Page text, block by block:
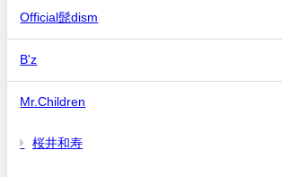
Official髭dism
B'z
Mr.Children
桜井和寿